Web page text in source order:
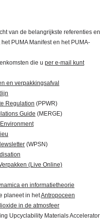
van de belangrijkste referenties en
PUMA Manifest en het PUMA-
die u per e-mail kunt
en verpakkingsafval
Regulation (PPWR)
Guide (MERGE)
(WPSN)
(Live Online)
en informatietheorie
planeet in hetAntropoceen
in de atmosfeer
Upcyclability Materials Accelerator